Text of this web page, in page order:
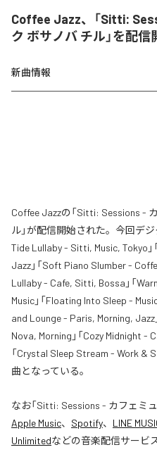
Coffee Jazz、「Sitti:
ク ボサノバ チル」を配信
新曲情報
Coffee Jazzの「Sitti: Sessions -
ル」が配信開始された。今回デ
Tide Lullaby - Sitti, Music, Tokyo
Jazz」「Soft Piano Slumber -
Lullaby - Cafe, Sitti, Bossa」「
Music」「Floating Into Sleep -
and Lounge - Paris, Morning, Jazz
Nova, Morning」「Cozy Midnight -
「Crystal Sleep Stream - Work &
曲となっている。
なお「Sitti: Sessions - カフェミ
Apple Music、 Spotify、 LINE
Unlimitedなどの音楽配信サービ